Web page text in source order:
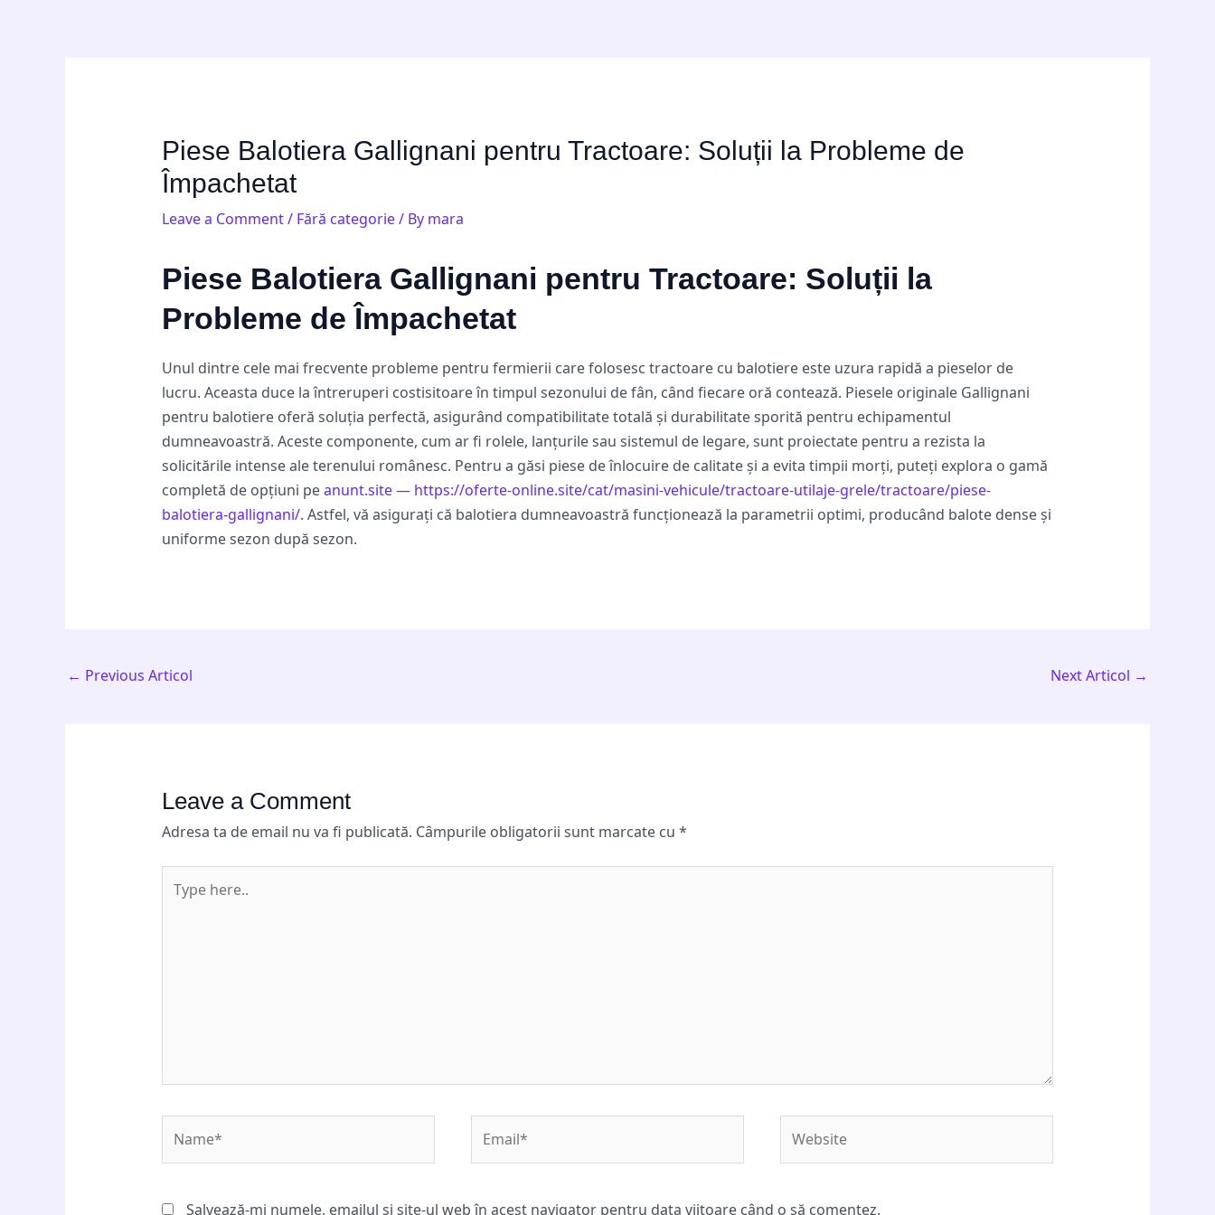
Piese Balotiera Gallignani pentru Tractoare: Soluții la Probleme de
Împachetat
Leave a Comment/ Fără categorie/ By mara
Piese Balotiera Gallignani pentru Tractoare: Soluții la
Probleme de Împachetat
Unul dintre cele mai frecvente probleme pentru fermierii care folosesc tractoare cu balotiere este uzura rapidă a pieselor de
lucru. Aceasta duce la întreruperi costisitoare în timpul sezonului de fân, când fiecare oră contează. Piesele originale Gallignani
pentru balotiere oferă soluția perfectă, asigurând compatibilitate totală și durabilitate sporită pentru echipamentul
dumneavoastră. Aceste componente, cum ar fi rolele, lanțurile sau sistemul de legare, sunt proiectate pentru a rezista la
solicitările intense ale terenului românesc. Pentru a găsi piese de înlocuire de calitate și a evita timpii morți, puteți explora o gamă
completă de opțiuni peanunt.site — https://oferte-online.site/cat/masini-vehicule/tractoare-utilaje-grele/tractoare/piese-
balotiera-gallignani/. Astfel, vă asigurați că balotiera dumneavoastră funcționează la parametrii optimi, producând balote dense și
uniforme sezon după sezon.
← Previous Articol Next Articol →
Leave a Comment
Adresa ta de email nu va fi publicată. Câmpurile obligatorii sunt marcate cu *
here..
Salvează-mi numele, emailul și site-ul web în acest navigator pentru data viitoare când o să comentez.